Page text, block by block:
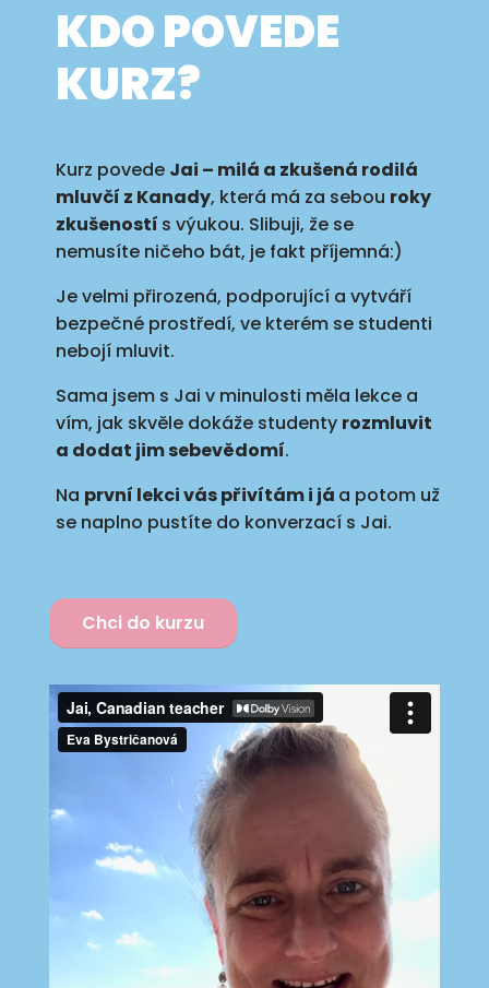
KDO POVEDE
KURZ?
Kurz povede Jai – milá a zkušená rodilá
mluvčí z Kanady, která má za sebou roky
zkušeností s výukou. Slibuji, že se
nemusíte ničeho bát, je fakt příjemná:)
Je velmi přirozená, podporující a vytváří
bezpečné prostředí, ve kterém se studenti
nebojí mluvit.
Sama jsem s Jai v minulosti měla lekce a
vím, jak skvěle dokáže studenty rozmluvit
a dodat jim sebevědomí.
Na první lekci vás přivítám i já a potom už
se naplno pustíte do konverzací s Jai.
Chci do kurzu